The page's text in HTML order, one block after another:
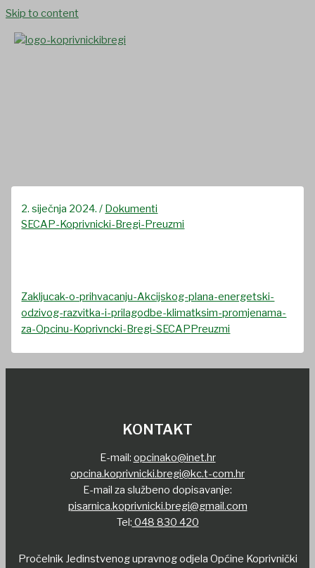
Skip to content
2. siječnja 2024./ Dokumenti
SECAP-Koprivnicki-Bregi-Preuzmi
Zakljucak-o-prihvacanju-Akcijskog-plana-energetski-
odzivog-razvitka-i-prilagodbe-klimatksim-promjenama-
za-Opcinu-Koprivncki-Bregi-SECAPPreuzmi
KONTAKT
E-mail: opcinako@inet.hr
opcina.koprivnicki.bregi@kc.t-com.hr
E-mail za službeno dopisavanje:
pisarnica.koprivnicki.bregi@gmail.com
Tel: 048 830 420
Pročelnik Jedinstvenog upravnog odjela Općine Koprivnički